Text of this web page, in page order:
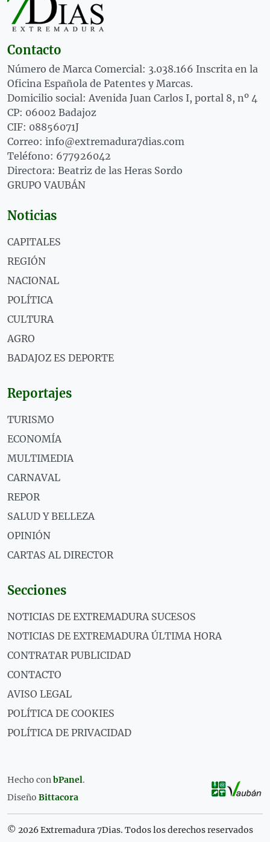
Contacto
Número de Marca Comercial: 3.038.166 Inscrita en la
Oficina Española de Patentes y Marcas.
Domicilio social: Avenida Juan Carlos I, portal 8, nº 4
CP: 06002 Badajoz
CIF: 08856071J
Correo: info@extremadura7dias.com
Teléfono: 677926042
Directora: Beatriz de las Heras Sordo
GRUPO VAUBÁN
Noticias
CAPITALES
REGIÓN
NACIONAL
POLÍTICA
CULTURA
AGRO
BADAJOZ ES DEPORTE
Reportajes
TURISMO
ECONOMÍA
MULTIMEDIA
CARNAVAL
REPOR
SALUD Y BELLEZA
OPINIÓN
CARTAS AL DIRECTOR
Secciones
NOTICIAS DE EXTREMADURA SUCESOS
NOTICIAS DE EXTREMADURA ÚLTIMA HORA
CONTRATAR PUBLICIDAD
CONTACTO
AVISO LEGAL
POLÍTICA DE COOKIES
POLÍTICA DE PRIVACIDAD
Hecho conbPanel.
Diseño Bittacora
© 2026 Extremadura 7Dias. Todos los derechos reservados